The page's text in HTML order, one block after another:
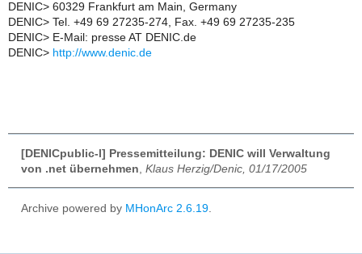
DENIC> 60329 Frankfurt am Main, Germany
DENIC> Tel. +49 69 27235-274, Fax. +49 69 27235-235
DENIC> E-Mail: presse AT DENIC.de
DENIC> http://www.denic.de
[DENICpublic-l] Pressemitteilung: DENIC will Verwaltung
von .net übernehmen Klaus Herzig/Denic, 01/17/2005
Archive powered by MHonArc 2.6.19